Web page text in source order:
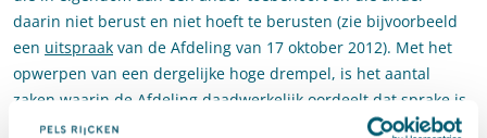
daarin niet berust en niet hoeft te berusten (zie bijvoorbeeld
een uitspraak van de Afdeling van 17 oktober 2012). Met het
opwerpen van een dergelijke hoge drempel, is het aantal
zaken waarin de Afdeling daadwerkelijk oordeelt dat sprake is
van een evidente privaatrechtelijke belemmering dan ook